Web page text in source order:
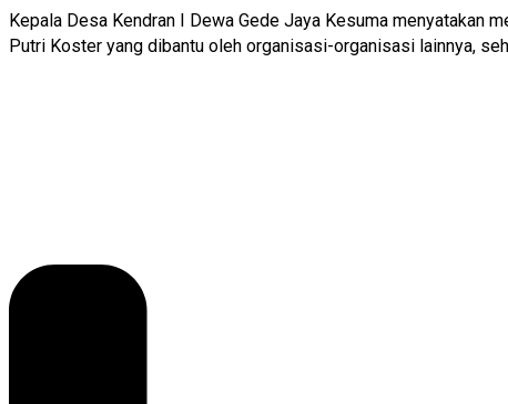
Kepala Desa Kendran I Dewa Gede Jaya Kesuma menyatakan
Putri Koster yang dibantu oleh organisasi-organisasi lainnya,